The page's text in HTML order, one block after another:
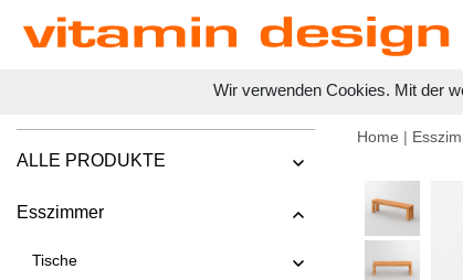
Wir verwenden Cookies. Mit der
ALLE PRODUKTE
Esszimmer
Tische
Home |